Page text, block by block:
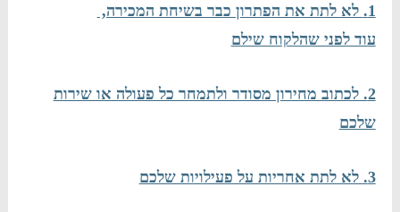
1. לא לתת את הפתרון כבר בשיחת המכירה,
עוד לפני שהלקוח שילם
2. לכתוב מחירון מסודר ולתמחר כל פעולה או שירות
שלכם
3. לא לתת אחריות על פעילויות שלכם